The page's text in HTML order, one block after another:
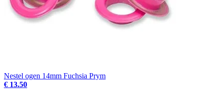
Nestel ogen 14mm Fuchsia Prym
€ 13.50